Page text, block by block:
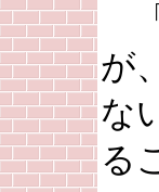
が
な
る